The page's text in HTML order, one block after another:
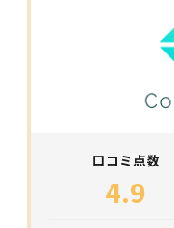
口コミ点数
4.9